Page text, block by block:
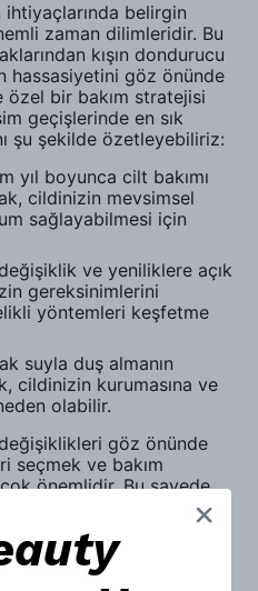
belirgin
zaman dilimleridir. Bu
kışın dondurucu
hassasiyetini göz önünde
bir bakım stratejisi
geçişlerinde en sık
şu şekilde özetleyebiliriz:
yıl boyunca cilt bakımı
cildinizin mevsimsel
sağlayabilmesi için
ve yeniliklere açık
gereksinimlerini
yöntemleri keşfetme
suyla duş almanın
cildinizin kurumasına ve
olabilir.
göz önünde
seçmek ve bakım
önemlidir. Bu sayede
koruyabilirsiniz.
Uygulamanız